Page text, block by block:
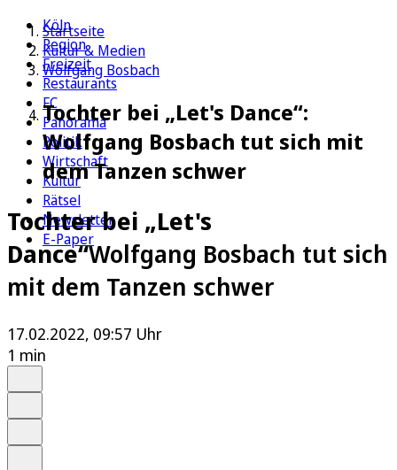
Köln
Region
Freizeit
Restaurants
FC
Panorama
Politik
Wirtschaft
Kultur
Rätsel
Newsletter
E-Paper
Startseite
Kultur & Medien
Wolfgang Bosbach
Tochter bei „Let's Dance“:
Wolfgang Bosbach tut sich mit
dem Tanzen schwer
Tochter bei „Let's
Dance“Wolfgang Bosbach tut sich
mit dem Tanzen schwer
17.02.2022, 09:57 Uhr
1 min